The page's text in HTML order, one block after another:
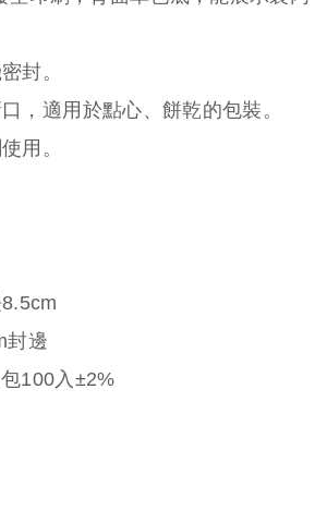
封。
，適用於點心、餅乾的包裝。
用。
封邊
100入±2%